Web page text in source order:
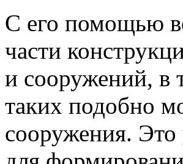
С его помощью
части
и сооружений, в
таких подобно
сооружения. Это